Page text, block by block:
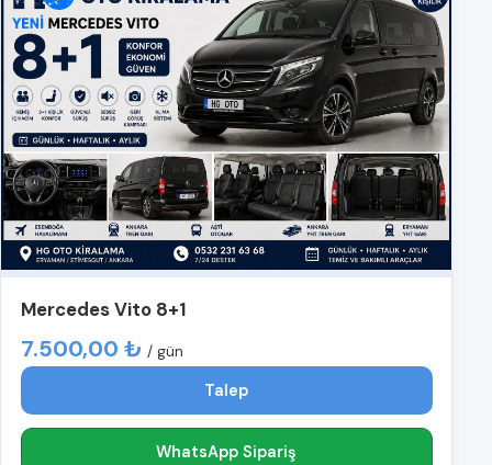
Mercedes Vito 8+1
7.500,00 ₺ / gün
Talep
WhatsApp Sipariş